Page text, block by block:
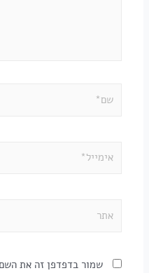
שמור בדפדפן זה את